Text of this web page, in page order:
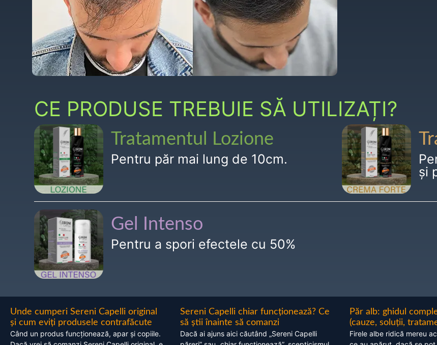
CE PRODUSE TREBUIE SĂ UTILIZAȚI?
Tratamentul Lozione
Pentru păr mai lung de 10cm.
și
Gel Intenso
Pentru a spori efectele cu 50%
Unde cumperi Sereni Capelli original
și cum eviți produsele contrafăcute
Când un produs funcționează, apar și copiile.
Sereni Capelli chiar funcționează? Ce
să știi înainte să comanzi
Dacă ai ajuns aici căutând „Sereni Capelli
Păr alb: ghidul
(cauze, soluții,
Firele albe ridică mereu